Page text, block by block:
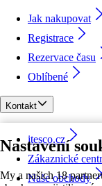
Nastavení
My a našich 18
Jak nakupovat
Registrace
Rezervace času
Oblíbené
Kontakt
itesco.cz
Zákaznické
Naše obchody